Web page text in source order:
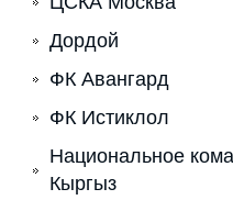
Дордой
ФК Авангард
ФК Истиклол
Национальное
Кыргыз